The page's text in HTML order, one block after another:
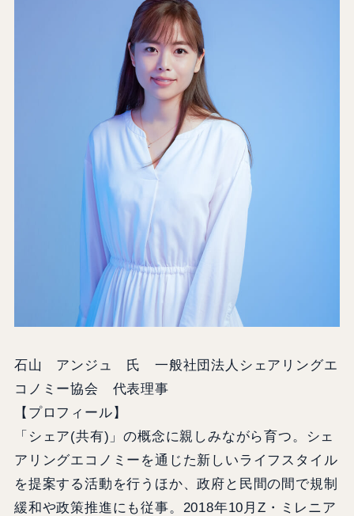
石山 アンジュ 氏 一般社団法人シェアリングエ
コノミー協会 代表理事
【プロフィール】
「シェア(共有)」の概念に親しみながら育つ。シェ
アリングエコノミーを通じた新しいライフスタイル
を提案する活動を行うほか、政府と民間の間で規制
緩和や政策推進にも従事。2018年10月Z・ミレニア